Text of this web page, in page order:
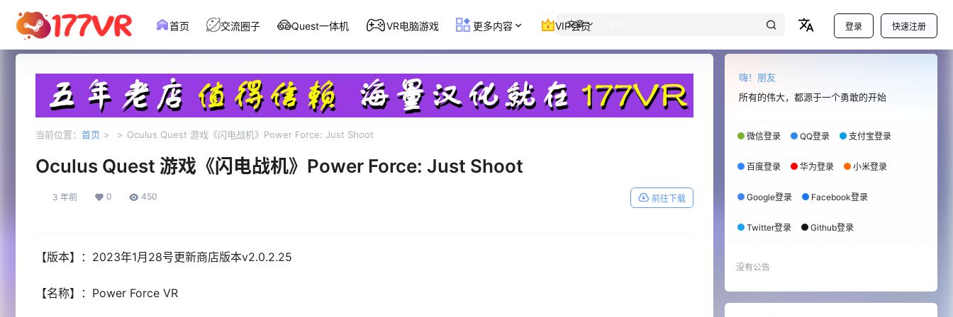
文章 登录 快速注册
首页 交流圈子 Quest一体机 VR电脑游戏 更多内容 VIP会员
当前位置： 首页 > > Oculus Quest 游戏《闪电战机》Power Force: Just Shoot
Oculus Quest 游戏《闪电战机》Power Force: Just Shoot
3 年前 0 450 前往下载
【版本】：2023年1月28号更新商店版本v2.0.2.25
【名称】：Power Force VR
嗨！朋友
所有的伟大，都源于一个勇敢的开始
微信登录 QQ登录 支付宝登录
百度登录 华为登录 小米登录
Google登录 Facebook登录
Twitter登录 Github登录
没有公告